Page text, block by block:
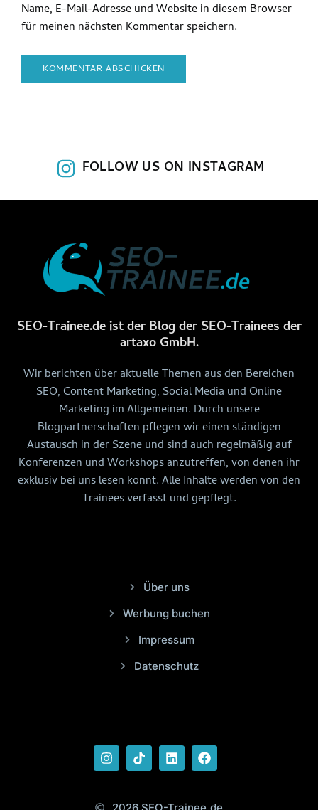
Name, E-Mail-Adresse und Website in diesem Browser
für meinen nächsten Kommentar speichern.
FOLLOW US ON INSTAGRAM
SEO-Trainee.de ist der Blog der SEO-Trainees der
artaxo GmbH.
Wir berichten über aktuelle Themen aus den Bereichen
SEO, Content Marketing, Social Media und Online
Marketing im Allgemeinen. Durch unsere
Blogpartnerschaften pflegen wir einen ständigen
Austausch in der Szene und sind auch regelmäßig auf
Konferenzen und Workshops anzutreffen, von denen ihr
exklusiv bei uns lesen könnt. Alle Inhalte werden von den
Trainees verfasst und gepflegt.
Über uns
Werbung buchen
Impressum
Datenschutz
2026 SEO-Trainee.de